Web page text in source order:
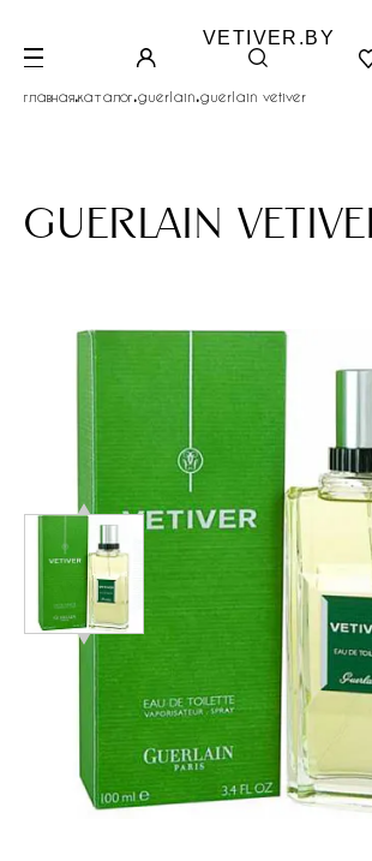
VETIVER.BY
главная.каталог.guerlain.guerlain vetiver
guerlain